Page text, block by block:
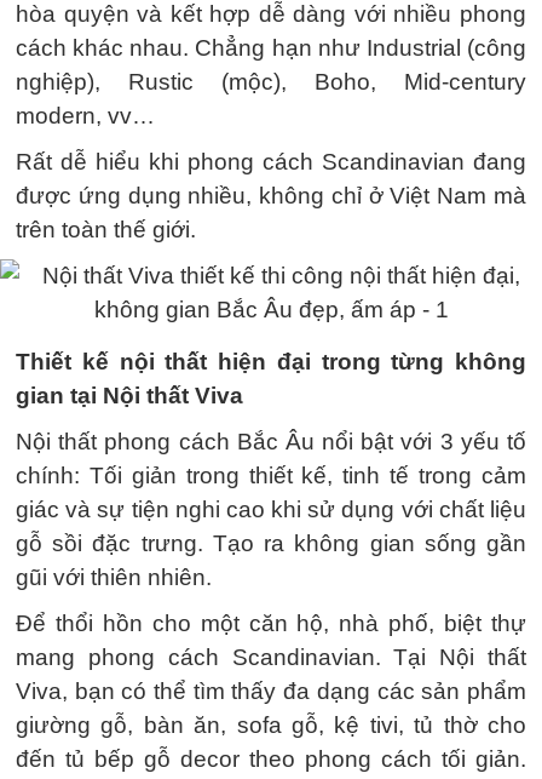
hòa quyện và kết hợp dễ dàng với nhiều phong
cách khác nhau. Chẳng hạn như Industrial (công
nghiệp), Rustic (mộc), Boho, Mid-century
modern, vv…
Rất dễ hiểu khi phong cách Scandinavian đang
được ứng dụng nhiều, không chỉ ở Việt Nam mà
trên toàn thế giới.
Thiết kế nội thất hiện đại trong từng không
gian tại Nội thất Viva
Nội thất phong cách Bắc Âu nổi bật với 3 yếu tố
chính: Tối giản trong thiết kế, tinh tế trong cảm
giác và sự tiện nghi cao khi sử dụng với chất liệu
gỗ sồi đặc trưng. Tạo ra không gian sống gần
gũi với thiên nhiên.
Để thổi hồn cho một căn hộ, nhà phố, biệt thự
mang phong cách Scandinavian. Tại Nội thất
Viva, bạn có thể tìm thấy đa dạng các sản phẩm
giường gỗ, bàn ăn, sofa gỗ, kệ tivi, tủ thờ cho
đến tủ bếp gỗ decor theo phong cách tối giản.